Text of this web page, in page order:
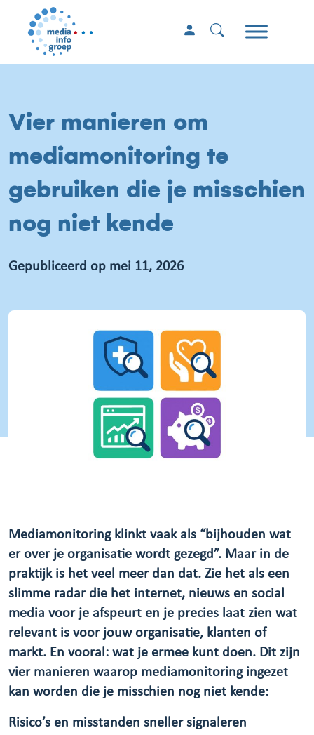
Vier manieren om
mediamonitoring te
gebruiken die je misschien
nog niet kende
Gepubliceerd op mei 11, 2026
Mediamonitoring klinkt vaak als “bijhouden wat
er over je organisatie wordt gezegd”. Maar in de
praktijk is het veel meer dan dat. Zie het als een
slimme radar die het internet, nieuws en social
media voor je afspeurt en je precies laat zien wat
relevant is voor jouw organisatie, klanten of
markt. En vooral: wat je ermee kunt doen. Dit zijn
vier manieren waarop mediamonitoring ingezet
kan worden die je misschien nog niet kende:
Risico’s en misstanden sneller signaleren